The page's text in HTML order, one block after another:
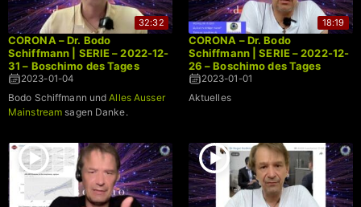
32:32
CORONA – Dr. Bodo
Schiffmann | SERIE – 2022-12-
31 – Boschimo des Tages
2023-01-04
Bodo Schiffmann undAlles Ausser
Mainstream sagen Danke.
18:19
CORONA – Dr. Bodo
Schiffmann | SERIE – 2022-12-
26 – Boschimo des Tages
2023-01-01
Aktuelles